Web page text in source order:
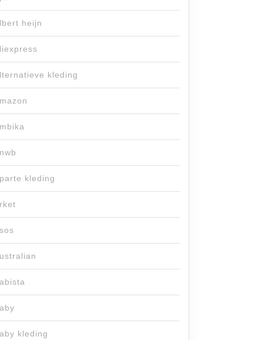
heijn
kleding
kleding
kleding